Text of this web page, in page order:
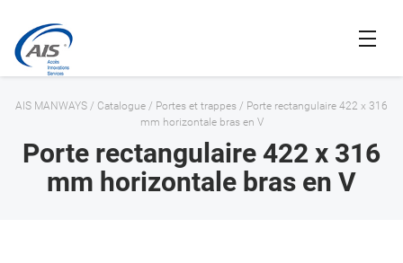
AIS MANWAYS / Catalogue / Portes et trappes / Porte rectangulaire 422 x 316
mm horizontale bras en V
Porte rectangulaire 422 x 316
mm horizontale bras en V